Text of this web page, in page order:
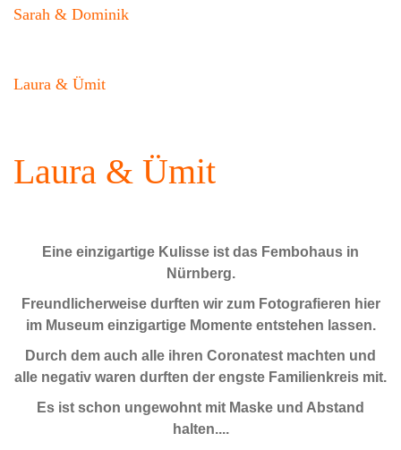
Sarah & Dominik
Laura & Ümit
Laura & Ümit
Eine einzigartige Kulisse ist das Fembohaus in
Nürnberg.
Freundlicherweise durften wir zum Fotografieren hier
im Museum einzigartige Momente entstehen lassen.
Durch dem auch alle ihren Coronatest machten und
alle negativ waren durften der engste Familienkreis mit.
Es ist schon ungewohnt mit Maske und Abstand
halten....